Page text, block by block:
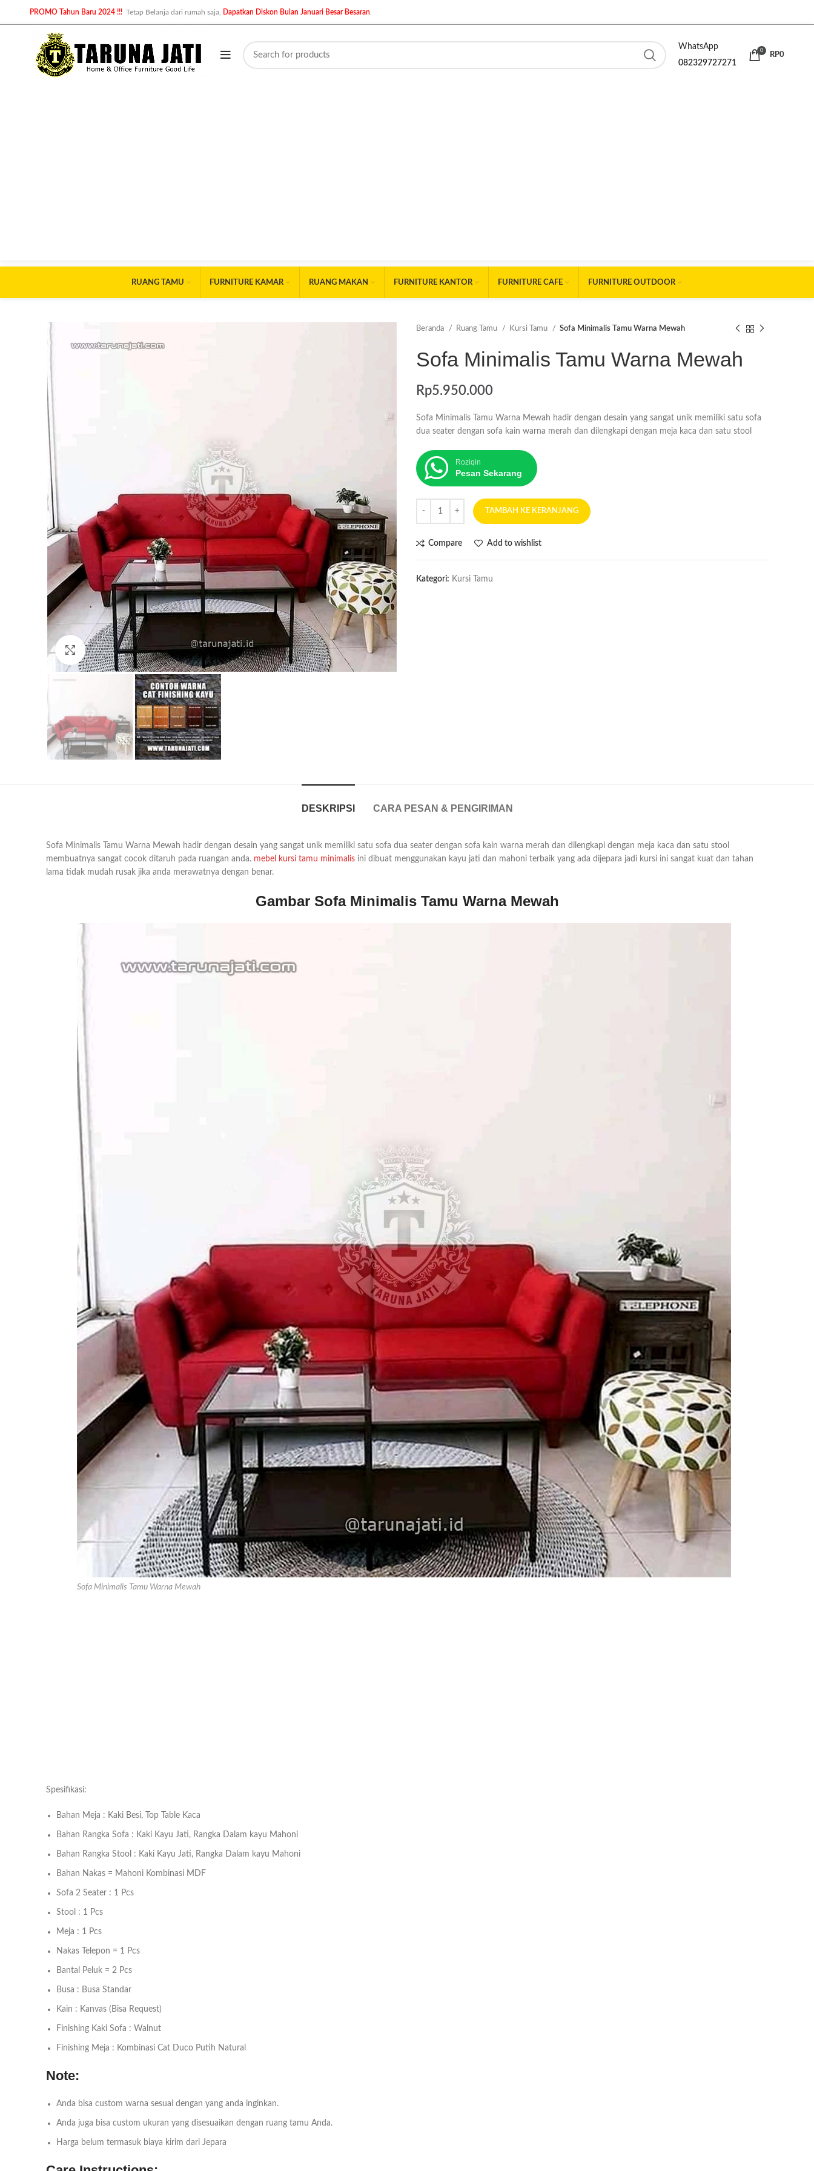
PROMO Tahun Baru 2024 !!! Tetap Belanja dari rumah saja, Dapatkan Diskon Bulan Januari Besar Besaran
WhatsApp
082329727271
0
RP0
RUANG TAMU FURNITURE KAMAR RUANG MAKAN FURNITURE KANTOR FURNITURE CAFE FURNITURE OUTDOOR
Click to enlarge
Beranda Ruang Tamu Kursi Tamu Sofa Minimalis Tamu Warna Mewah
Sofa Minimalis Tamu Warna Mewah
Rp5.950.000
Sofa Minimalis Tamu Warna Mewah hadir dengan desain yang sangat unik memiliki satu sofa
dua seater dengan sofa kain warna merah dan dilengkapi dengan meja kaca dan satu stool
Roziqin
Pesan Sekarang
TAMBAH KE KERANJANG
Compare Add to wishlist
Kategori: Kursi Tamu
DESKRIPSI CARA PESAN & PENGIRIMAN
Sofa Minimalis Tamu Warna Mewah hadir dengan desain yang sangat unik memiliki satu sofa dua seater dengan sofa kain warna merah dan dilengkapi dengan meja kaca dan satu stool
membuatnya sangat cocok ditaruh pada ruangan anda. mebel kursi tamu minimalis ini dibuat menggunakan kayu jati dan mahoni terbaik yang ada dijepara jadi kursi ini sangat kuat dan tahan
lama tidak mudah rusak jika anda merawatnya dengan benar.
Gambar Sofa Minimalis Tamu Warna Mewah
Sofa Minimalis Tamu Warna Mewah
Spesifikasi:
Bahan Meja : Kaki Besi, Top Table Kaca
Bahan Rangka Sofa : Kaki Kayu Jati, Rangka Dalam kayu Mahoni
Bahan Rangka Stool : Kaki Kayu Jati, Rangka Dalam kayu Mahoni
Bahan Nakas = Mahoni Kombinasi MDF
Sofa 2 Seater : 1 Pcs
Stool : 1 Pcs
Meja : 1 Pcs
Nakas Telepon = 1 Pcs
Bantal Peluk = 2 Pcs
Busa : Busa Standar
Kain : Kanvas (Bisa Request)
Finishing Kaki Sofa : Walnut
Finishing Meja : Kombinasi Cat Duco Putih Natural
Note:
Anda bisa custom warna sesuai dengan yang anda inginkan.
Anda juga bisa custom ukuran yang disesuaikan dengan ruang tamu Anda.
Harga belum termasuk biaya kirim dari Jepara